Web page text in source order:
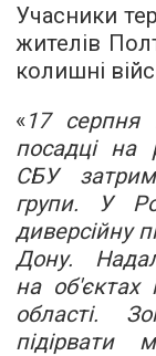
Учасники
жителів
колишні
«17 серпня
посадці на
СБУ
групи. У
диверсійну
Дону.
на об'єктах
області.
підірвати